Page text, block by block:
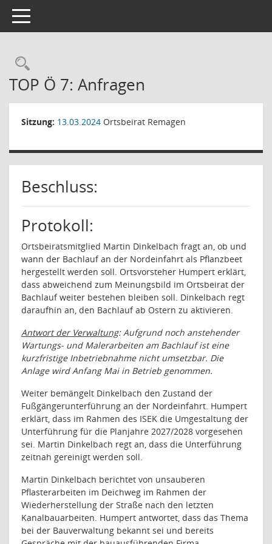
Toggle navigation
Rechercheauswahl
TOP Ö 7: Anfragen
Sitzung: 13.03.2024 Ortsbeirat Remagen
Beschluss:
Protokoll:
Ortsbeiratsmitglied Martin Dinkelbach fragt an, ob und
wann der Bachlauf an der Nordeinfahrt als Pflanzbeet
hergestellt werden soll. Ortsvorsteher Humpert erklärt,
dass abweichend zum Meinungsbild im Ortsbeirat der
Bachlauf weiter bestehen bleiben soll. Dinkelbach regt
daraufhin an, den Bachlauf ab Ostern zu aktivieren.
Antwort der Verwaltung: Aufgrund noch anstehender
Wartungs- und Malerarbeiten am Bachlauf ist eine
kurzfristige Inbetriebnahme nicht umsetzbar. Die
Anlage wird Anfang Mai in Betrieb genommen.
Weiter bemängelt Dinkelbach den Zustand der
Fußgängerunterführung an der Nordeinfahrt. Humpert
erklärt, dass im Rahmen des ISEK die Umgestaltung der
Unterführung für die Planjahre 2027/2028 vorgesehen
sei. Martin Dinkelbach regt an, dass die Unterführung
zeitnah gereinigt werden soll.
Martin Dinkelbach berichtet von unsauberen
Pflasterarbeiten im Deichweg im Rahmen der
Wiederherstellung der Straße nach den letzten
Kanalbauarbeiten. Humpert antwortet, dass das Thema
bei der Bauverwaltung bekannt sei und bereits